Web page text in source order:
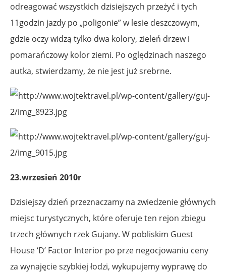
odreagować wszystkich dzisiejszych przeżyć i tych
11godzin jazdy po „poligonie” w lesie deszczowym,
gdzie oczy widzą tylko dwa kolory, zieleń drzew i
pomarańczowy kolor ziemi. Po oględzinach naszego
autka, stwierdzamy, że nie jest już srebrne.
23.wrzesień 2010r
Dzisiejszy dzień przeznaczamy na zwiedzenie głównych
miejsc turystycznych, które oferuje ten rejon zbiegu
trzech głównych rzek Gujany. W pobliskim Guest
House ‘D’ Factor Interior po prze negocjowaniu ceny
za wynajęcie szybkiej łodzi, wykupujemy wyprawę do